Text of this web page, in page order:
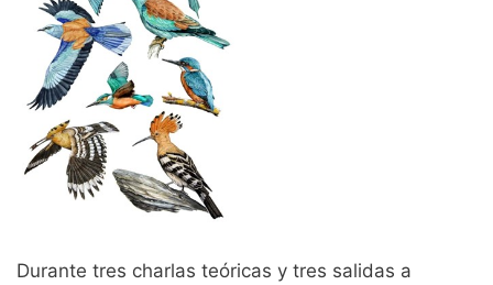
Durante tres charlas teóricas y tres salidas a